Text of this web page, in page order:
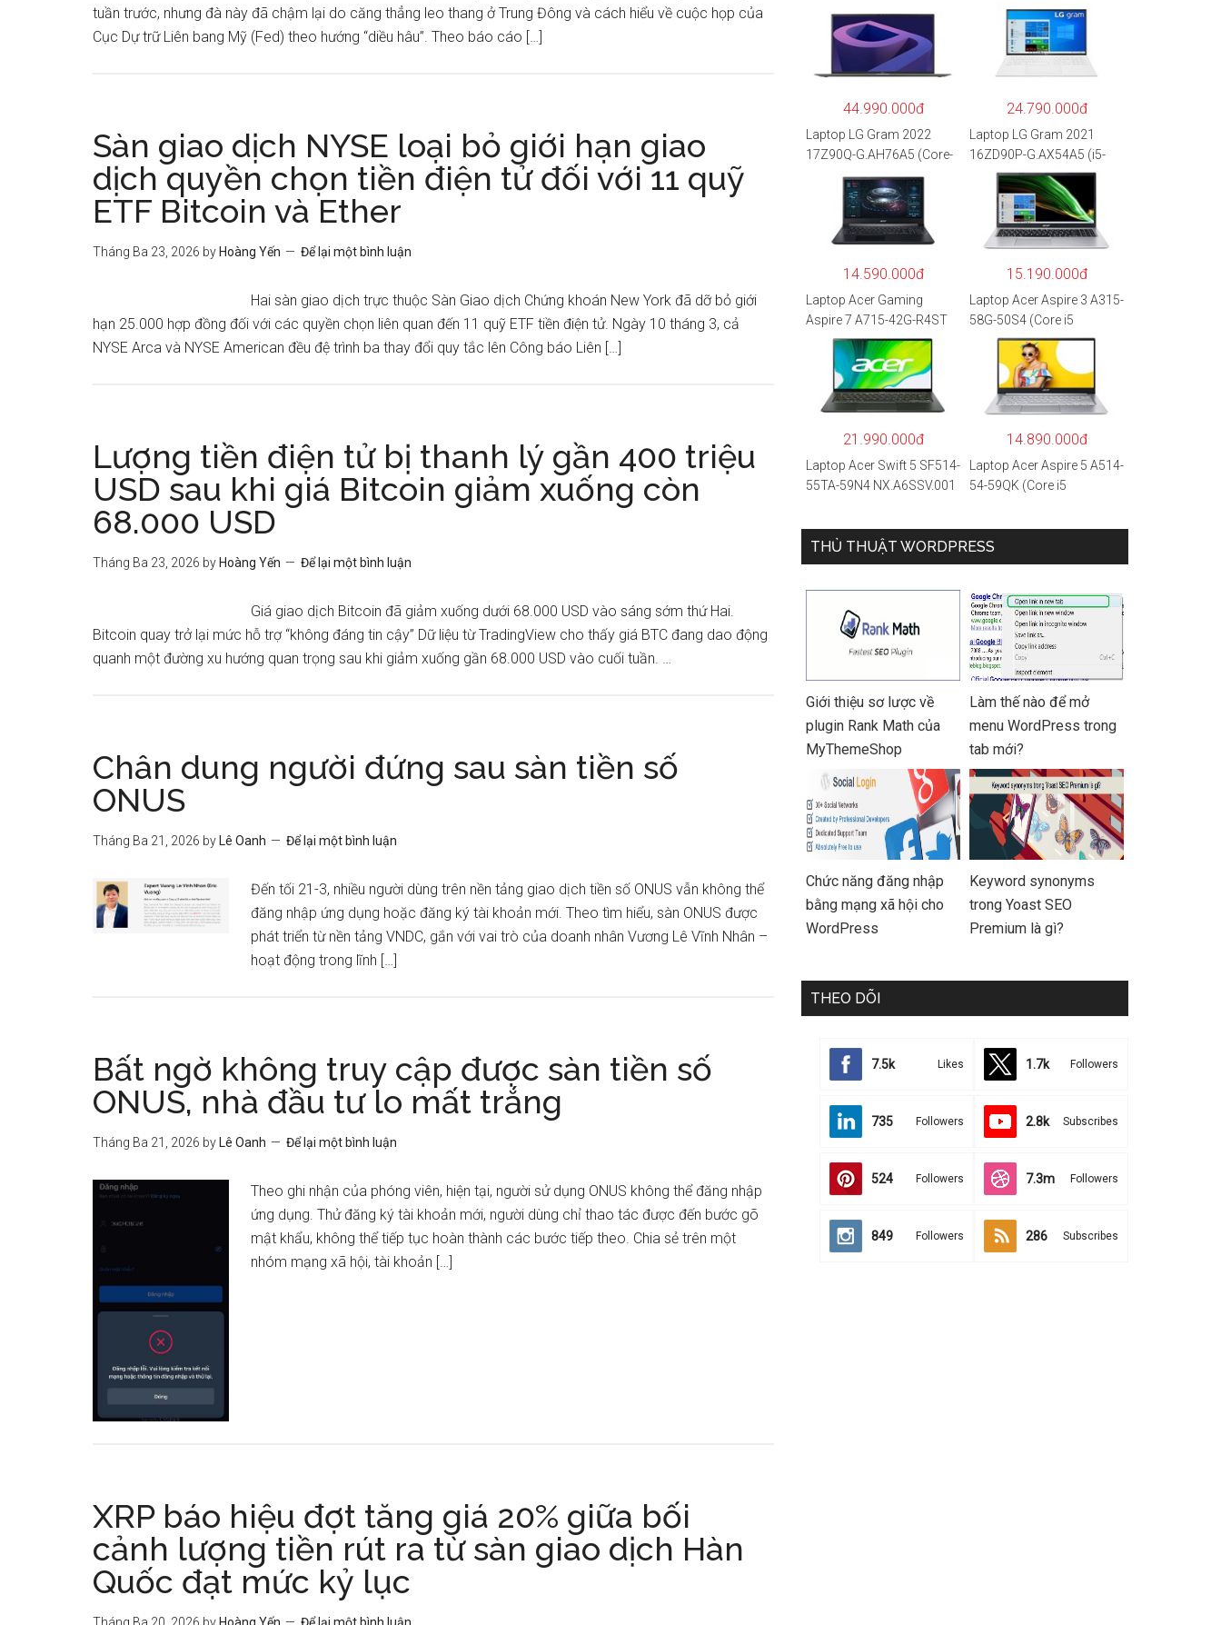
tuần trước, nhưng đà này đã chậm lại do căng thẳng leo thang ở Trung Đông và cách hiểu về cuộc họp của
Cục Dự trữ Liên bang Mỹ (Fed) theo hướng “diều hâu”. Theo báo cáo […]
Sàn giao dịch NYSE loại bỏ giới hạn giao
dịch quyền chọn tiền điện tử đối với 11 quỹ
ETF Bitcoin và Ether
Tháng Ba 23, 2026 by Hoàng Yến Để lại một bình luận
Hai sàn giao dịch trực thuộc Sàn Giao dịch Chứng khoán New York đã dỡ bỏ giới
hạn 25.000 hợp đồng đối với các quyền chọn liên quan đến 11 quỹ ETF tiền điện tử. Ngày 10 tháng 3, cả
NYSE Arca và NYSE American đều đệ trình ba thay đổi quy tắc lên Công báo Liên […]
Lượng tiền điện tử bị thanh lý gần 400 triệu
USD sau khi giá Bitcoin giảm xuống còn
68.000 USD
Tháng Ba 23, 2026 by Hoàng Yến Để lại một bình luận
Giá giao dịch Bitcoin đã giảm xuống dưới 68.000 USD vào sáng sớm thứ Hai.
Bitcoin quay trở lại mức hỗ trợ “không đáng tin cậy” Dữ liệu từ TradingView cho thấy giá BTC đang dao động
quanh một đường xu hướng quan trọng sau khi giảm xuống gần 68.000 USD vào cuối tuần. …
Chân dung người đứng sau sàn tiền số
ONUS
Tháng Ba 21, 2026 by Lê Oanh Để lại một bình luận
Đến tối 21-3, nhiều người dùng trên nền tảng giao dịch tiền số ONUS vẫn không thể
đăng nhập ứng dụng hoặc đăng ký tài khoản mới. Theo tìm hiểu, sàn ONUS được
phát triển từ nền tảng VNDC, gắn với vai trò của doanh nhân Vương Lê Vĩnh Nhân –
hoạt động trong lĩnh […]
Bất ngờ không truy cập được sàn tiền số
ONUS, nhà đầu tư lo mất trắng
Tháng Ba 21, 2026 by Lê Oanh Để lại một bình luận
Theo ghi nhận của phóng viên, hiện tại, người sử dụng ONUS không thể đăng nhập
ứng dụng. Thử đăng ký tài khoản mới, người dùng chỉ thao tác được đến bước gõ
mật khẩu, không thể tiếp tục hoàn thành các bước tiếp theo. Chia sẻ trên một
nhóm mạng xã hội, tài khoản […]
XRP báo hiệu đợt tăng giá 20% giữa bối
cảnh lượng tiền rút ra từ sàn giao dịch Hàn
Quốc đạt mức kỷ lục
44.990.000đ
Laptop LG Gram 2022
17Z90Q-G.AH76A5 (Core-
1260P/16GB/512GB/17″
WQXGA/Win 11/Xám)
24.790.000đ
Laptop LG Gram 2021
16ZD90P-G.AX54A5 (i5-
1135G7/8GB RAM/512GB
SSD/16″WQXGA/Dos/Trắ
14.590.000đ
Laptop Acer Gaming
Aspire 7 A715-42G-R4ST
NH.QAYSV.004 (R5
5500U/8GB RAM/256GB
SSD/15.6″FHD
IPS/GTX1650 4GB/Win10)
15.190.000đ
Laptop Acer Aspire 3 A315-
58G-50S4 (Core i5
1135G7/8GB
RAM/512GB/15.6″FHD/M
X350 2GB/Win 10/Bạc)
21.990.000đ
Laptop Acer Swift 5 SF514-
55TA-59N4 NX.A6SSV.001
SSD/14″FHD_Touch/Win1
0/Xanh) – Hàng chính
14.890.000đ
Laptop Acer Aspire 5 A514-
54-59QK (Core i5
11/Vàng)
THỦ THUẬT WORDPRESS
Giới thiệu sơ lược về
plugin Rank Math của
MyThemeShop
Làm thế nào để mở
menu WordPress trong
tab mới?
Chức năng đăng nhập
bằng mạng xã hội cho
WordPress
Keyword synonyms
trong Yoast SEO
Premium là gì?
THEO DÕI
7.5k Likes 1.7k Followers
735 Followers 2.8k Subscribes
524 Followers 7.3m Followers
849 Followers 286 Subscribes